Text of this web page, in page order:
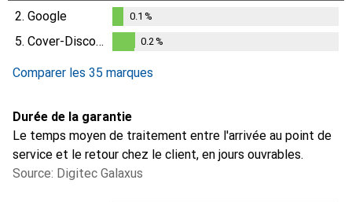
0.1%
2. Google
%
0.1 %
5. Cover-Discount 0.2 %
Comparer les 35 marques
Durée de la garantie
Le temps moyen de traitement entre l'arrivée au point de
service et le retour chez le client, en jours ouvrables.
Source: Digitec Galaxus